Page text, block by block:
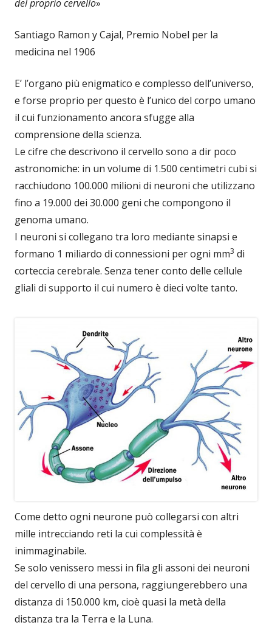
del proprio cervello»
Santiago Ramon y Cajal, Premio Nobel per la
medicina nel 1906
E’ l’organo più enigmatico e complesso dell’universo,
e forse proprio per questo è l’unico del corpo umano
il cui funzionamento ancora sfugge alla
comprensione della scienza.
Le cifre che descrivono il cervello sono a dir poco
astronomiche: in un volume di 1.500 centimetri cubi si
racchiudono 100.000 milioni di neuroni che utilizzano
fino a 19.000 dei 30.000 geni che compongono il
genoma umano.
I neuroni si collegano tra loro mediante sinapsi e
formano 1 miliardo di connessioni per ogni mm3 di
corteccia cerebrale. Senza tener conto delle cellule
gliali di supporto il cui numero è dieci volte tanto.
Come detto ogni neurone può collegarsi con altri
mille intrecciando reti la cui complessità è
inimmaginabile.
Se solo venissero messi in fila gli assoni dei neuroni
del cervello di una persona, raggiungerebbero una
distanza di 150.000 km, cioè quasi la metà della
distanza tra la Terra e la Luna.